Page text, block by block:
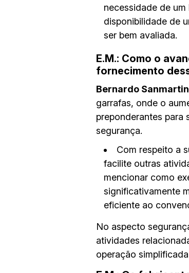
necessidade de
disponibilidade de
ser bem avaliada.
E.M.: Como o
fornecimento
Bernardo
garrafas, onde o
preponderantes para
segurança.
Com respeito a
facilite outras
mencionar como
significativamente
eficiente ao
No aspecto
atividades
operação